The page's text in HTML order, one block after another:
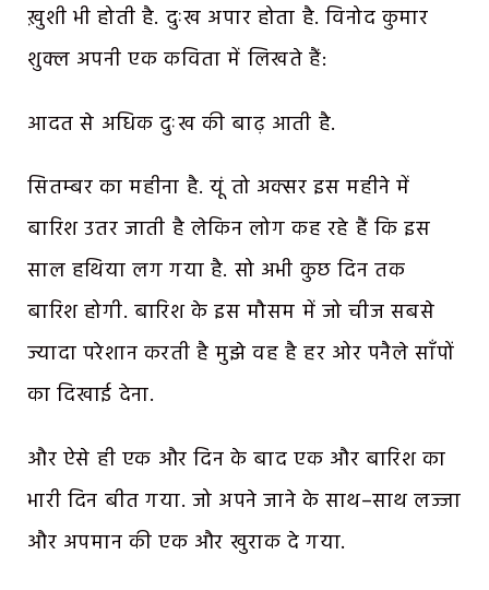
ख़ुशी भी होती है. दुःख अपार होता है. विनोद कुमार
शुक्ल अपनी एक कविता में लिखते हैं:
आदत से अधिक दुःख की बाढ़ आती है.
सितम्बर का महीना है. यूं तो अक्सर इस महीने में
बारिश उतर जाती है लेकिन लोग कह रहे हैं कि इस
साल हथिया लग गया है. सो अभी कुछ दिन तक
बारिश होगी. बारिश के इस मौसम में जो चीज सबसे
ज्यादा परेशान करती है मुझे वह है हर ओर पनैले साँपों
का दिखाई देना.
और ऐसे ही एक और दिन के बाद एक और बारिश का
भारी दिन बीत गया. जो अपने जाने के साथ–साथ लज्जा
और अपमान की एक और खुराक दे गया.